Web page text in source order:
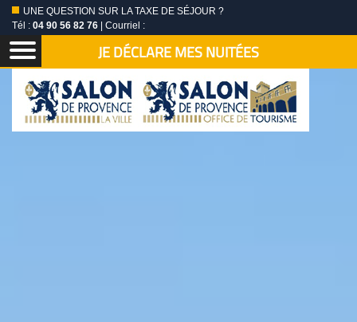
UNE QUESTION SUR LA TAXE DE SÉJOUR ?
Tél : 04 90 56 82 76 | Courriel :
JE DÉCLARE MES NUITÉES